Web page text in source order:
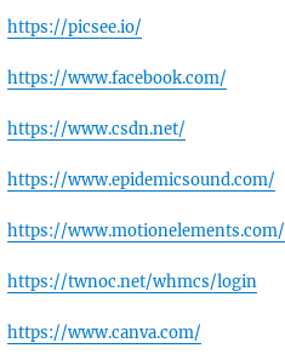
https://picsee.io/
https://www.facebook.com/
https://www.csdn.net/
https://www.epidemicsound.com/
https://www.motionelements.com/
https://twnoc.net/whmcs/login
https://www.canva.com/